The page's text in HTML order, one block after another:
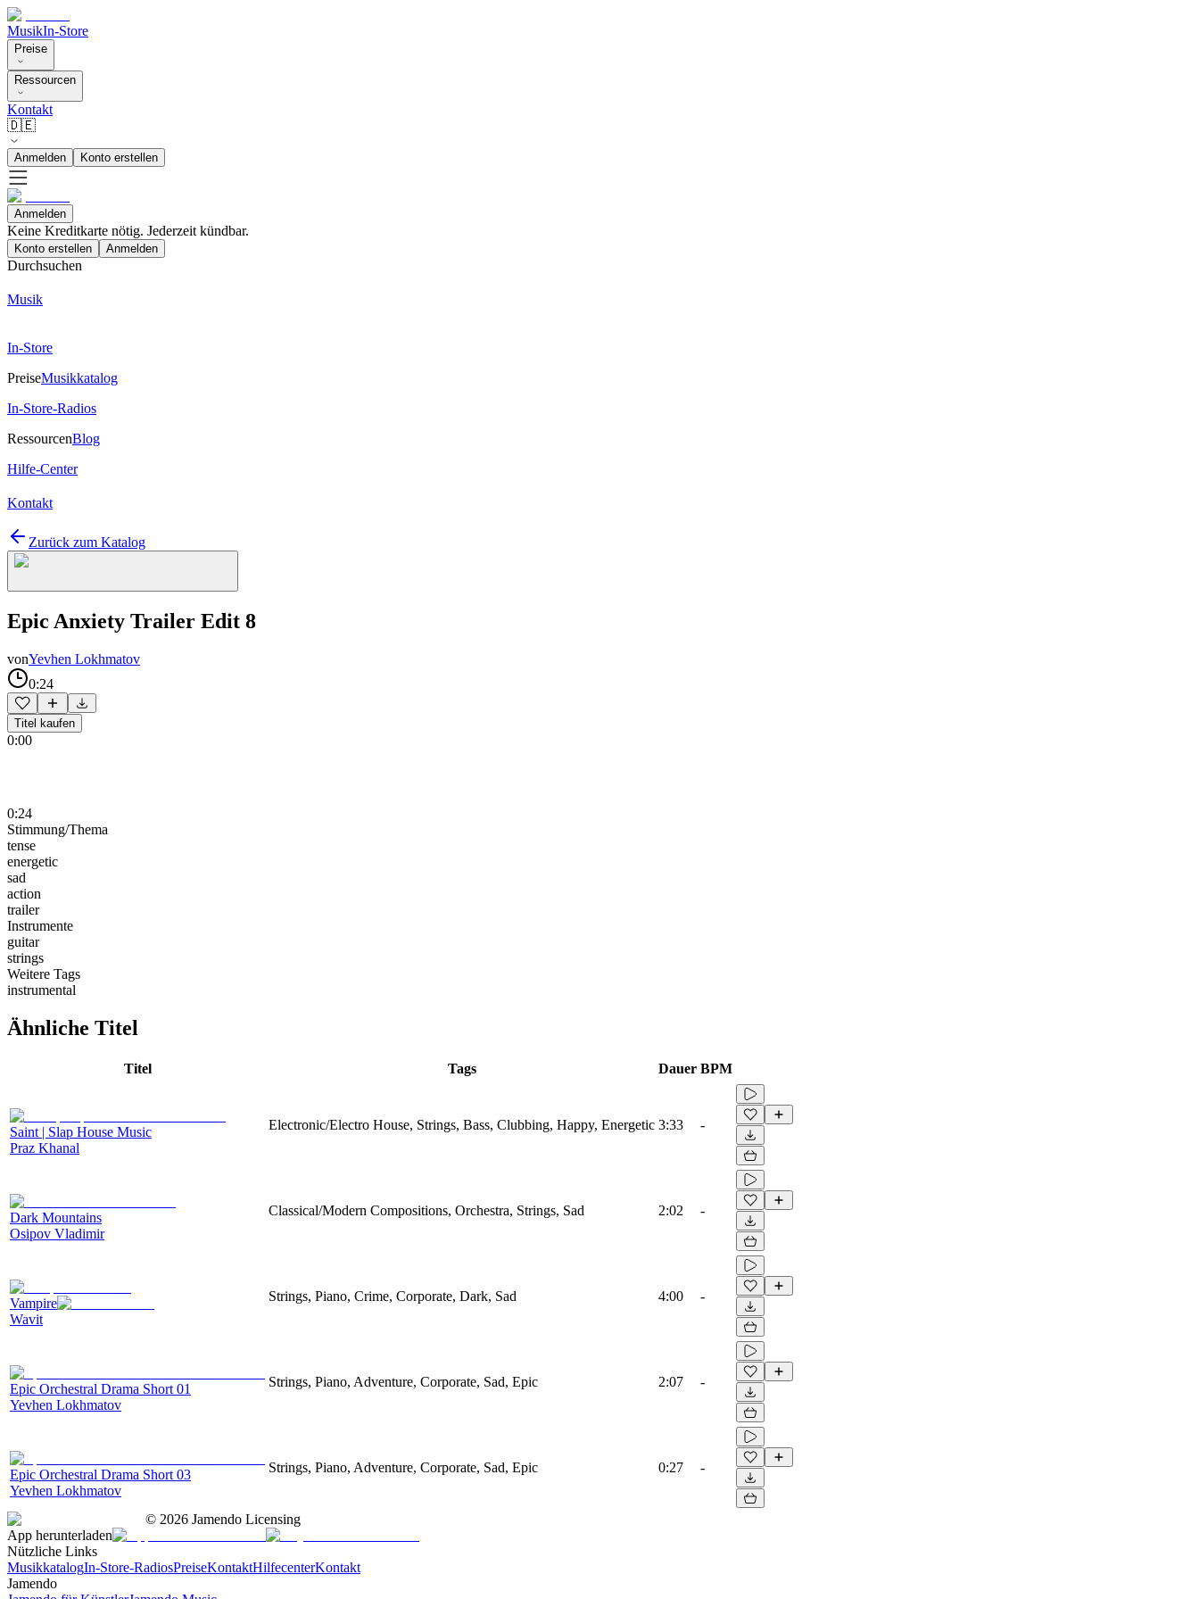
MusikIn-Store
Preise
Ressourcen
Kontakt
🇩🇪
Anmelden Konto erstellen
Anmelden
Keine Kreditkarte nötig. Jederzeit kündbar.
Konto erstellen Anmelden
Durchsuchen
Musik
In-Store
PreiseMusikkatalog
In-Store-Radios
RessourcenBlog
Hilfe-Center
Kontakt
Zurück zum Katalog
Epic Anxiety Trailer Edit 8
vonYevhen Lokhmatov
0:24
Titel kaufen
0:00
0:24
Stimmung/Thema
tense
energetic
sad
action
trailer
Instrumente
guitar
strings
Weitere Tags
instrumental
Ähnliche Titel
Titel Tags Dauer BPM
Saint | Slap House Music
Praz Khanal
Electronic/Electro House, Strings, Bass, Clubbing, Happy, Energetic 3:33 -
Dark Mountains
Osipov Vladimir
Classical/Modern Compositions, Orchestra, Strings, Sad 2:02 -
Vampire
Wavit
Strings, Piano, Crime, Corporate, Dark, Sad 4:00 -
Epic Orchestral Drama Short 01
Yevhen Lokhmatov
Strings, Piano, Adventure, Corporate, Sad, Epic 2:07 -
Epic Orchestral Drama Short 03
Yevhen Lokhmatov
Strings, Piano, Adventure, Corporate, Sad, Epic 0:27 -
© 2026 Jamendo Licensing
App herunterladen
Nützliche Links
MusikkatalogIn-Store-RadiosPreiseKontaktHilfecenterKontakt
Jamendo